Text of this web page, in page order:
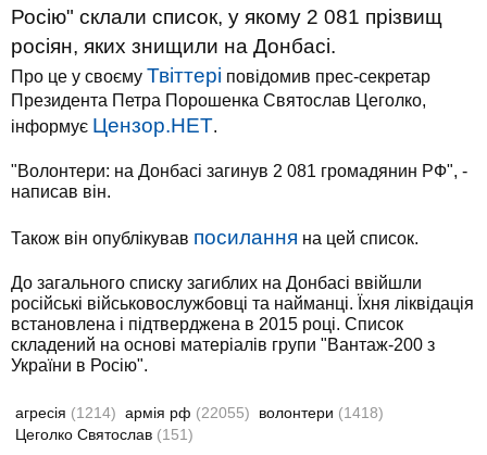
Росію" склали список, у якому 2 081 прізвищ
росіян, яких знищили на Донбасі.
Про це у своєму Твіттері повідомив прес-секретар
Президента Петра Порошенка Святослав Цеголко,
інформує Цензор.НЕТ.
"Волонтери: на Донбасі загинув 2 081 громадянин РФ", -
написав він.
Також він опублікував посилання на цей список.
До загального списку загиблих на Донбасі ввійшли
російські військовослужбовці та найманці. Їхня ліквідація
встановлена ​​і підтверджена в 2015 році. Список
складений на основі матеріалів групи "Вантаж-200 з
України в Росію".
агресія (1214) армія рф (22055) волонтери (1418)
Цеголко Святослав (151)